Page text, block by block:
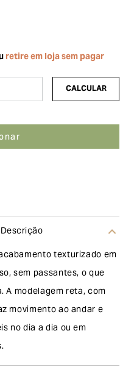
Descrição
texturizado em
sem passantes, o que
A modelagem reta, com
movimento ao andar e
no dia a dia ou em